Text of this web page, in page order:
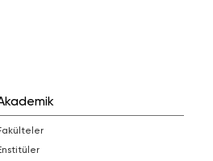
Akademik
Fakülteler
Enstitüler